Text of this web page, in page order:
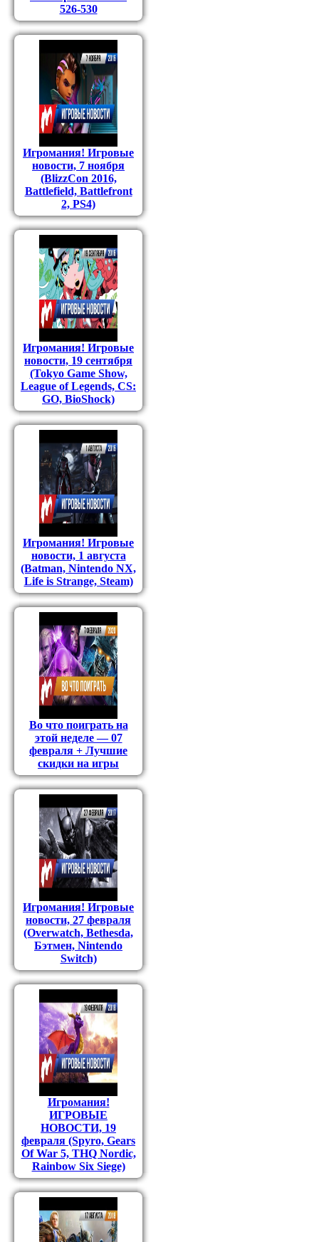
526-530
Игромания! Игровые
новости, 7 ноября
(BlizzCon 2016,
Battlefield, Battlefront
2, PS4)
Игромания! Игровые
новости, 19 сентября
(Tokyo Game Show,
League of Legends, CS:
GO, BioShock)
Игромания! Игровые
новости, 1 августа
(Batman, Nintendo NX,
Life is Strange, Steam)
Во что поиграть на
этой неделе — 07
февраля + Лучшие
скидки на игры
Игромания! Игровые
новости, 27 февраля
(Overwatch, Bethesda,
Бэтмен, Nintendo
Switch)
Игромания!
ИГРОВЫЕ
НОВОСТИ, 19
февраля (Spyro, Gears
Of War 5, THQ Nordic,
Rainbow Six Siege)